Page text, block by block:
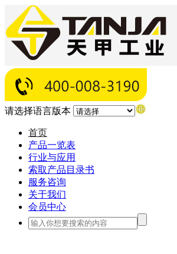
请选择语言版本
首页
产品一览表
行业与应用
索取产品目录书
服务咨询
关于我们
会员中心